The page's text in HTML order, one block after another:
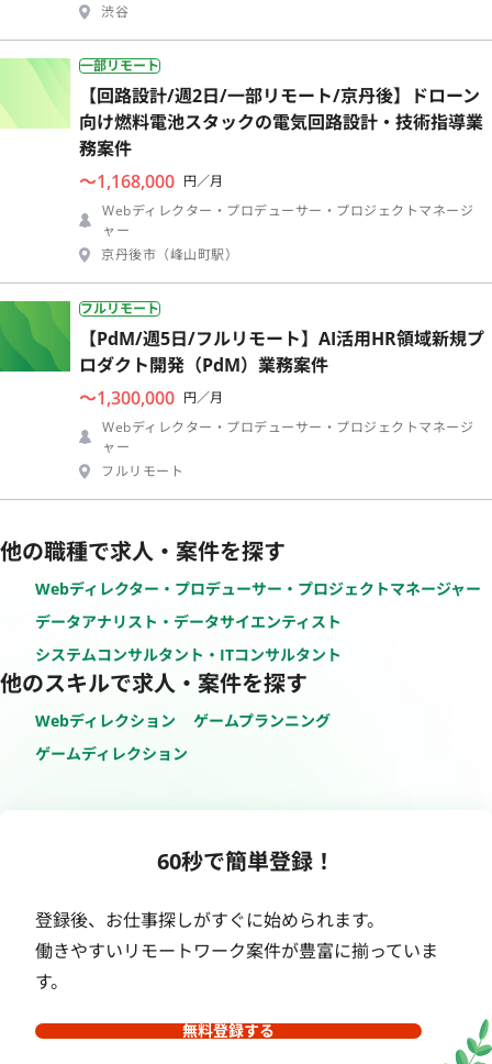
渋谷
一部リモート
【回路設計/週2日/一部リモート/京丹後】ドローン
向け燃料電池スタックの電気回路設計・技術指導業
務案件
〜1,168,000 円／月
Webディレクター・プロデューサー・プロジェクトマネージ
ャー
京丹後市（峰山町駅）
フルリモート
【PdM/週5日/フルリモート】AI活用HR領域新規プ
ロダクト開発（PdM）業務案件
〜1,300,000 円／月
Webディレクター・プロデューサー・プロジェクトマネージ
ャー
フルリモート
他の職種で求人・案件を探す
Webディレクター・プロデューサー・プロジェクトマネージャー
データアナリスト・データサイエンティスト
システムコンサルタント・ITコンサルタント
他のスキルで求人・案件を探す
Webディレクション
ゲームプランニング
ゲームディレクション
60秒で簡単登録！
登録後、お仕事探しがすぐに始められます。
働きやすいリモートワーク案件が豊富に揃っていま
す。
無料登録する